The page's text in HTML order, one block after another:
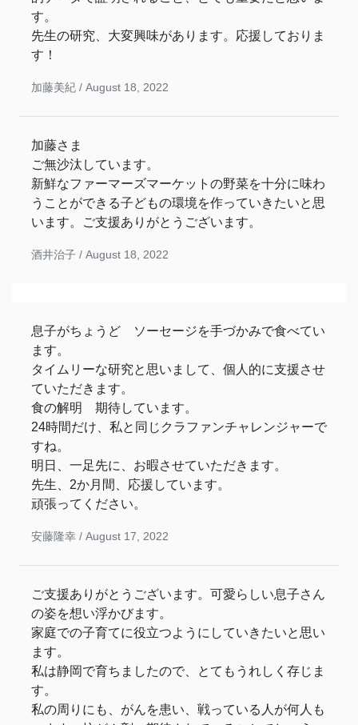
す。
先生の研究、大変興味があります。応援しておりま
す！
加藤美紀 / August 18, 2022
加藤さま
ご無沙汰しています。
新鮮なファーマーズマーケットの野菜を十分に味わ
うことができる子どもの環境を作っていきたいと思
います。ご支援ありがとうございます。
酒井治子 / August 18, 2022
息子がちょうど ソーセージを手づかみで食べてい
ます。
タイムリーな研究と思いまして、個人的に支援させ
ていただきます。
食の解明 期待しています。
24時間だけ、私と同じクラファンチャレンジャーで
すね。
明日、一足先に、お暇させていただきます。
先生、2か月間、応援しています。
頑張ってください。
安藤隆幸 / August 17, 2022
ご支援ありがとうございます。可愛らしい息子さん
の姿を想い浮かびます。
家庭での子育てに役立つようにしていきたいと思い
ます。
私は静岡で育ちましたので、とてもうれしく存じま
す。
私の周りにも、がんを患い、戦っている人が何人も